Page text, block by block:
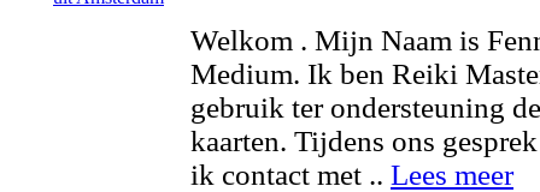
Welkom . Mijn Naam is
Medium. Ik ben Reiki
gebruik ter ondersteuning
kaarten. Tijdens ons
ik contact met .. Lees meer